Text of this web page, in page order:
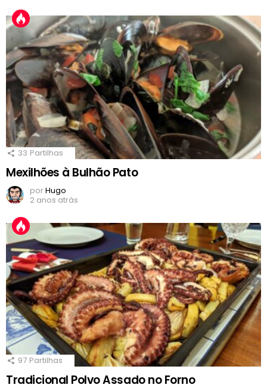
33 Partilhas
Mexilhões à Bulhão Pato
porHugo
2 anos atrás
97 Partilhas
Tradicional Polvo Assado no Forno